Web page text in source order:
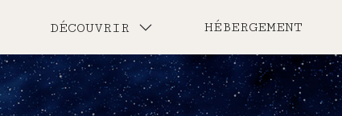
DÉCOUVRIR HÉBERGEMENT